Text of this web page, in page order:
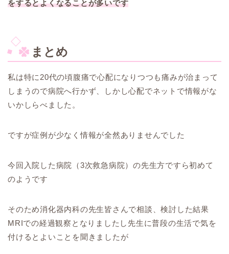
をするとよくなることが多いです
まとめ
私は特に20代の頃腹痛で心配になりつつも痛みが治まって
しまうので病院へ行かず、しかし心配でネットで情報がな
いかしらべました。
ですが症例が少なく情報が全然ありませんでした
今回入院した病院（3次救急病院）の先生方ですら初めて
のようです
そのため消化器内科の先生皆さんで相談、検討した結果
MRIでの経過観察となりましたし先生に普段の生活で気を
付けるとよいことを聞きましたが